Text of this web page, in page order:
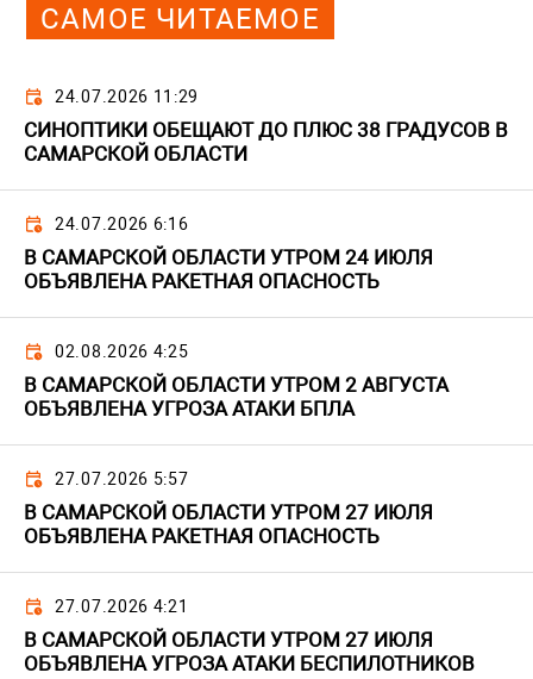
САМОЕ ЧИТАЕМОЕ
24.07.2026 11:29
СИНОПТИКИ ОБЕЩАЮТ ДО ПЛЮС 38 ГРАДУСОВ В
САМАРСКОЙ ОБЛАСТИ
24.07.2026 6:16
В САМАРСКОЙ ОБЛАСТИ УТРОМ 24 ИЮЛЯ
ОБЪЯВЛЕНА РАКЕТНАЯ ОПАСНОСТЬ
02.08.2026 4:25
В САМАРСКОЙ ОБЛАСТИ УТРОМ 2 АВГУСТА
ОБЪЯВЛЕНА УГРОЗА АТАКИ БПЛА
27.07.2026 5:57
В САМАРСКОЙ ОБЛАСТИ УТРОМ 27 ИЮЛЯ
ОБЪЯВЛЕНА РАКЕТНАЯ ОПАСНОСТЬ
27.07.2026 4:21
В САМАРСКОЙ ОБЛАСТИ УТРОМ 27 ИЮЛЯ
ОБЪЯВЛЕНА УГРОЗА АТАКИ БЕСПИЛОТНИКОВ